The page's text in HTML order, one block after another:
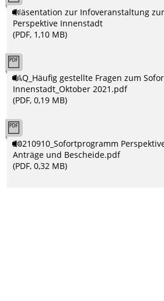
Präsentation zur Infoveranstaltung
Perspektive Innenstadt
(PDF, 1,10 MB)
FAQ_Häufig gestellte Fragen zum
Innenstadt_Oktober 2021.pdf
(PDF, 0,19 MB)
20210910_Sofortprogramm
Anträge und Bescheide.pdf
(PDF, 0,32 MB)